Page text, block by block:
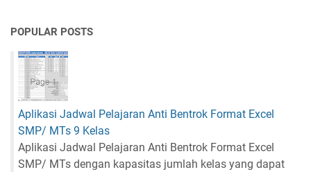
POPULAR POSTS
Aplikasi Jadwal Pelajaran Anti Bentrok Format Excel
SMP/ MTs 9 Kelas
Aplikasi Jadwal Pelajaran Anti Bentrok Format Excel
SMP/ MTs dengan kapasitas jumlah kelas yang dapat